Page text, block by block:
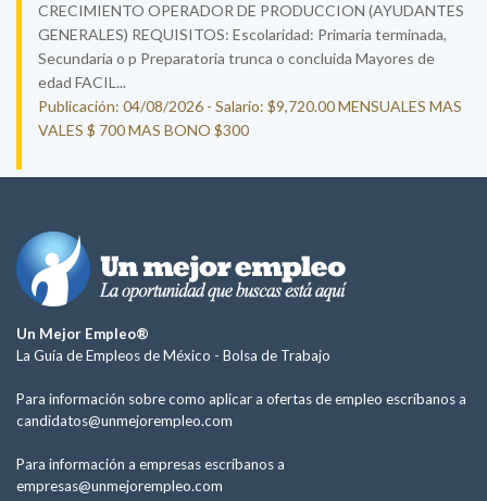
CRECIMIENTO OPERADOR DE PRODUCCION (AYUDANTES
GENERALES) REQUISITOS: Escolaridad: Primaria terminada,
Secundaria o p Preparatoria trunca o concluida Mayores de
edad FACIL...
Publicación: 04/08/2026 - Salario: $9,720.00 MENSUALES MAS
VALES $ 700 MAS BONO $300
Un Mejor Empleo®
La Guía de Empleos de México - Bolsa de Trabajo
Para información sobre como aplicar a ofertas de empleo escríbanos a
candidatos@unmejorempleo.com
Para información a empresas escríbanos a
empresas@unmejorempleo.com